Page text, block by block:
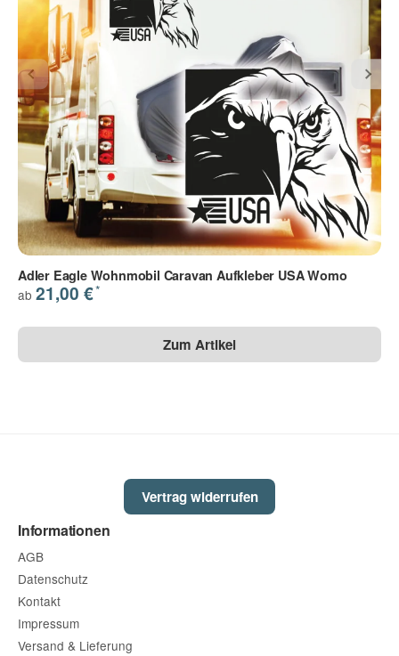
Bitte beachten Sie unsere Datenschutzerklärung
Frage abschicken
Adler Eagle Wohnmobil Caravan Aufkleber USA Womo
ab 21,00 €*
Zum Artikel
Vertrag widerrufen
Informationen
AGB
Datenschutz
Kontakt
Impressum
Versand & Lieferung